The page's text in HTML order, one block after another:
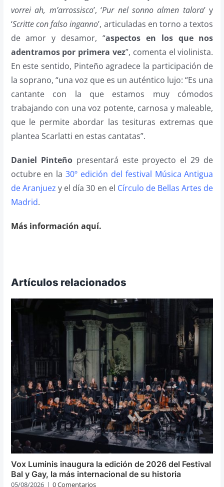
vorrei ah, m’arrossisco’, ‘Pur nel sonno almen talora’ y
‘Scritte con falso inganno’, articuladas en torno a textos
de amor y desamor, “aspectos en los que nos
adentramos por primera vez”, comenta el violinista.
En este sentido, Pinteño agradece la participación de
la soprano, “una voz que es un auténtico lujo: “Es una
cantante con la que estamos muy cómodos
trabajando con una voz potente, carnosa y maleable,
que le permite abordar las tesituras extremas que
plantea Scarlatti en estas cantatas”.
Daniel Pinteñopresentará este proyecto el 29 de
octubre en la30º edición del festival Música Antigua
de Aranjuez y el día 30 en el Círculo de Bellas Artes de
Madrid.
Más información aquí.
Artículos relacionados
Vox Luminis inaugura la edición de 2026 del Festival
Bal y Gay, la más internacional de su historia
05/08/2026 | 0 Comentarios